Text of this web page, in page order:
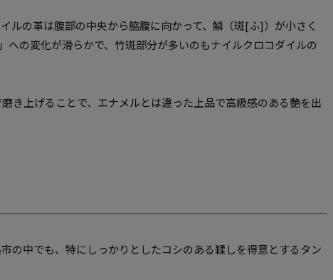
ルの革は腹部の中央から脇腹に向かって、鱗（斑[ふ]）が小さく
の変化が滑らかで、竹斑部分が多いのもナイルクロコダイルの
き上げることで、エナメルとは違った上品で高級感のある艶を出
の中でも、特にしっかりとしたコシのある鞣しを得意とするタン